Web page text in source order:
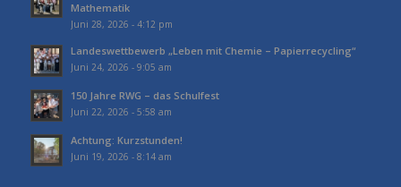
Mathematik
Juni 28, 2026 - 4:12 pm
Landeswettbewerb „Leben mit Chemie – Papierrecycling“
Juni 24, 2026 - 9:05 am
150 Jahre RWG – das Schulfest
Juni 22, 2026 - 5:58 am
Achtung: Kurzstunden!
Juni 19, 2026 - 8:14 am